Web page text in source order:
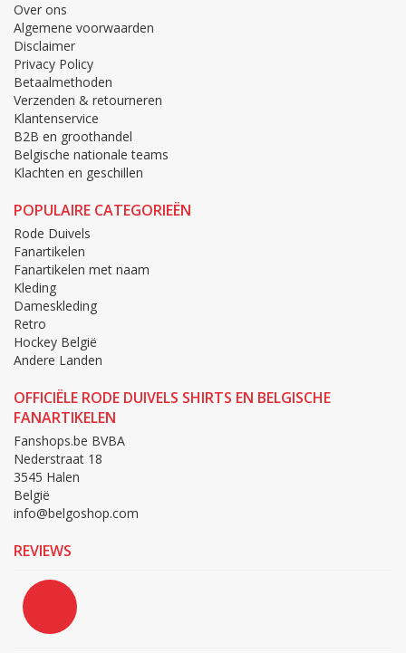
Over ons
Algemene voorwaarden
Disclaimer
Privacy Policy
Betaalmethoden
Verzenden & retourneren
Klantenservice
B2B en groothandel
Belgische nationale teams
Klachten en geschillen
POPULAIRE CATEGORIEËN
Rode Duivels
Fanartikelen
Fanartikelen met naam
Kleding
Dameskleding
Retro
Hockey België
Andere Landen
OFFICIËLE RODE DUIVELS SHIRTS EN BELGISCHE
FANARTIKELEN
Fanshops.be BVBA
Nederstraat 18
3545 Halen
België
info@belgoshop.com
REVIEWS